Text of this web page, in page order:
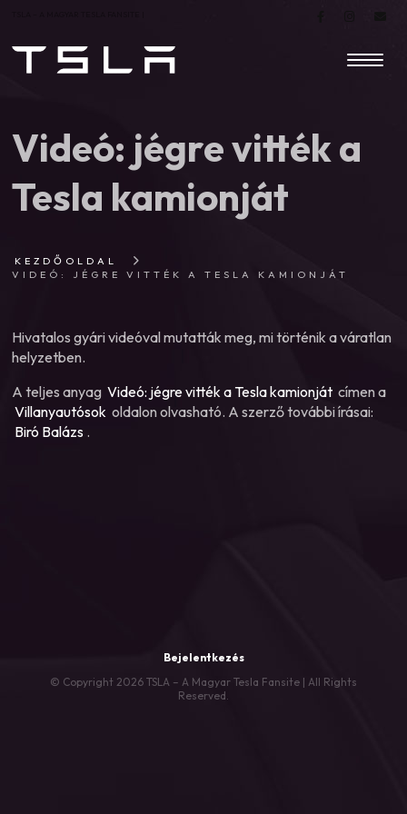
Videó: jégre vitték a
Tesla kamionját
KEZDŐOLDAL
VIDEÓ: JÉGRE VITTÉK A TESLA KAMIONJÁT
Hivatalos gyári videóval mutatták meg, mi történik a váratlan
helyzetben.
A teljes anyag Videó: jégre vitték a Tesla kamionját címen a
Villanyautósok oldalon olvasható. A szerző további írásai:
Biró Balázs .
Bejelentkezés
© Copyright 2026 TSLA – A Magyar Tesla Fansite | All Rights
Reserved.